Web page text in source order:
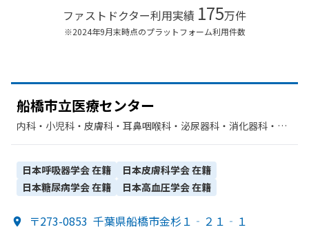
ファストドクター利用実績 175万件
※2024年9月末時点のプラットフォーム利用件数
船橋市立医療センター
内科・​小児科・​皮膚科・​耳鼻咽喉科・​泌尿器科・​消化器科・​呼
科・​眼科・​内分泌科・​リハビリテーション・​放射線科・​麻酔
科・​歯科口腔外科・​呼吸器外科・​神経内科・​救急科・​腎臓内
科・外科・​リウマチ科・​循環器科・​乳腺外科
日本呼吸器学会在籍 日本皮膚科学会在籍
日本糖尿病学会在籍 日本高血圧学会在籍
〒273-0853 千葉県船橋市金杉１‐２１‐１